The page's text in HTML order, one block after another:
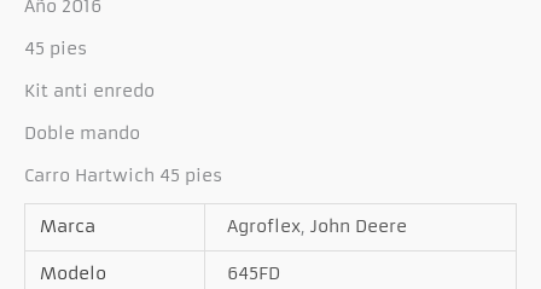
Año 2016
45 pies
Kit anti enredo
Doble mando
Carro Hartwich 45 pies
Marca Agroflex,John Deere
Modelo 645FD